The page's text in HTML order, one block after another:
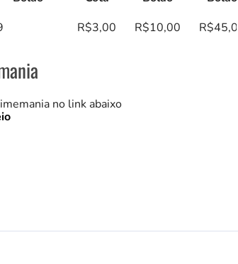
R$3,00 R$10,00 R$45,00
no link abaixo